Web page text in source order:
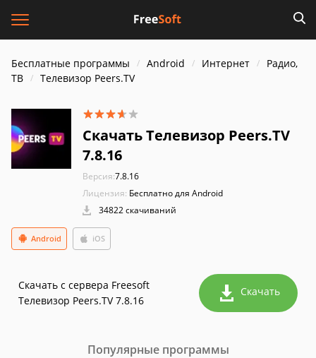
Бесплатные программы Android Интернет
Радио,
ТВ
Телевизор Peers.TV
Скачать Телевизор Peers.TV
7.8.16
Версия:7.8.16
Лицензия: Бесплатно для Android
34822 скачиваний
iOS
Android
Скачать с сервера Freesoft
Телевизор Peers.TV 7.8.16
Скачать
Популярные программы